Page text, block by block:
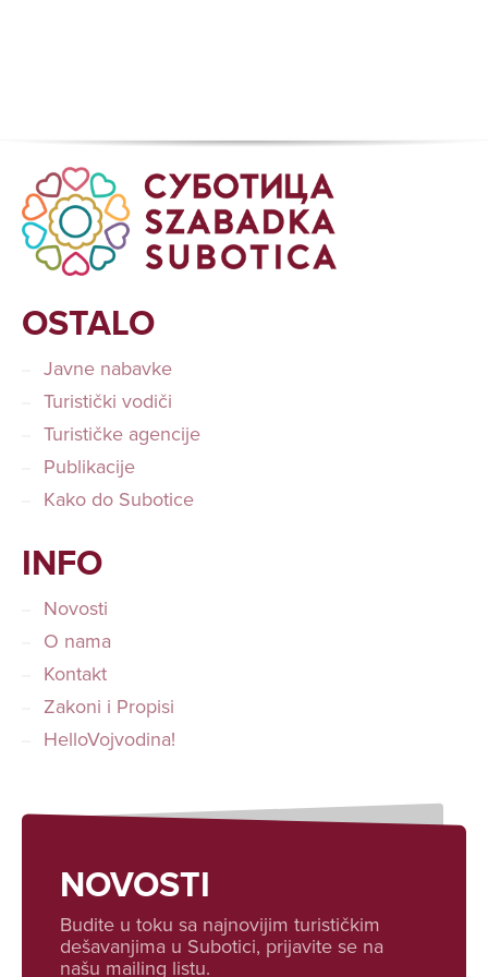
OSTALO
Javne nabavke
Turistički vodiči
Turističke agencije
Publikacije
Kako do Subotice
INFO
Novosti
O nama
Kontakt
Zakoni i Propisi
HelloVojvodina!
NOVOSTI
Budite u toku sa najnovijim turističkim
dešavanjima u Subotici, prijavite se na
našu mailing listu.